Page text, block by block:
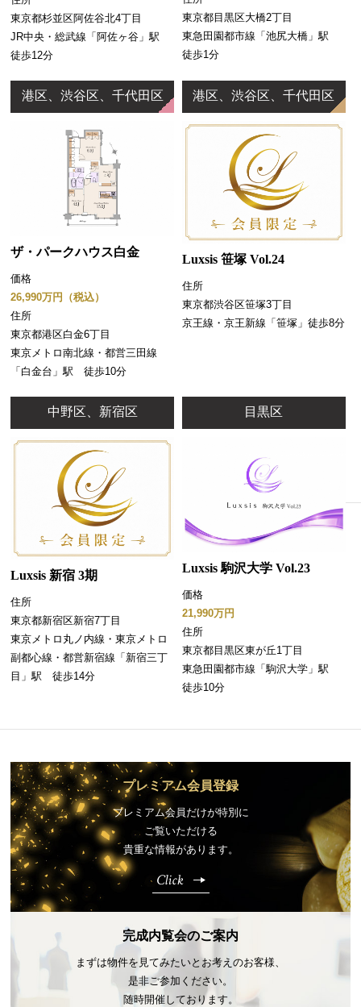
東京都杉並区阿佐谷北4丁目
JR中央・総武線「阿佐ヶ谷」駅
徒歩12分
東京都目黒区大橋2丁目
東急田園都市線「池尻大橋」駅
徒歩1分
港区、渋谷区、千代田区
ザ・パークハウス白金
価格
26,990万円（税込）
住所
東京都港区白金6丁目
東京メトロ南北線・都営三田線
「白金台」駅 徒歩10分
港区、渋谷区、千代田区
Luxsis 笹塚 Vol.24
住所
東京都渋谷区笹塚3丁目
京王線・京王新線「笹塚」徒歩8分
中野区、新宿区
Luxsis 新宿 3期
住所
東京都新宿区新宿7丁目
東京メトロ丸ノ内線・東京メトロ
副都心線・都営新宿線「新宿三丁
目」駅 徒歩14分
目黒区
Luxsis 駒沢大学 Vol.23
価格
21,990万円
住所
東京都目黒区東が丘1丁目
東急田園都市線「駒沢大学」駅
徒歩10分
プレミアム会員登録
プレミアム会員だけが特別に
ご覧いただける
貴重な情報があります。
Click
完成内覧会のご案内
まずは物件を見てみたいとお考えのお客様、
是非ご参加ください。
随時開催しております。